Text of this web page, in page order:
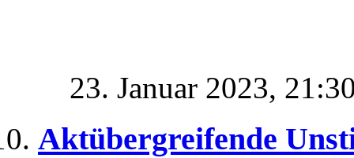
23. Januar 2023,
Aktübergreifende